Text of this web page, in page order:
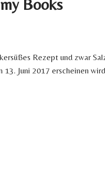
Books
Rezept und zwar
Juni 2017 erscheinen